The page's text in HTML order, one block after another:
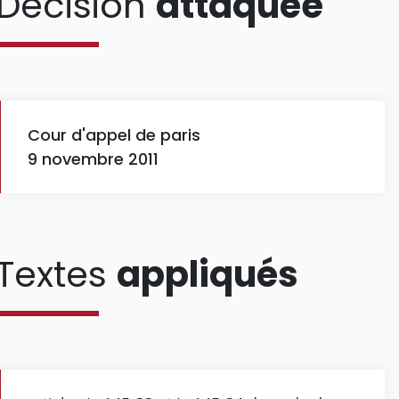
Cour d'appel de paris
9 novembre 2011
appliqués